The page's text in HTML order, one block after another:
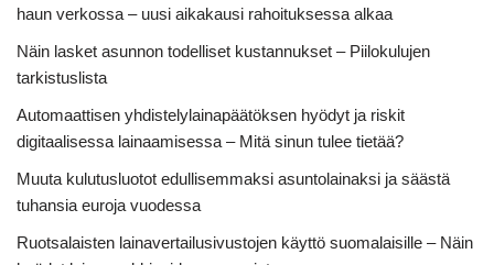
haun verkossa – uusi aikakausi rahoituksessa alkaa
Näin lasket asunnon todelliset kustannukset – Piilokulujen
tarkistuslista
Automaattisen yhdistelylainapäätöksen hyödyt ja riskit
digitaalisessa lainaamisessa – Mitä sinun tulee tietää?
Muuta kulutusluotot edullisemmaksi asuntolainaksi ja säästä
tuhansia euroja vuodessa
Ruotsalaisten lainavertailusivustojen käyttö suomalaisille – Näin